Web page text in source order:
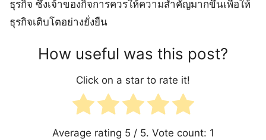
ธุรกิจ ซึ่งเจ้าของกิจการควรให้ความสำคัญมากขึ้นเพื่อให้
ธุรกิจเติบโตอย่างยั่งยืน
How useful was this post?
Click on a star to rate it!
Average rating 5/ 5. Vote count: 1